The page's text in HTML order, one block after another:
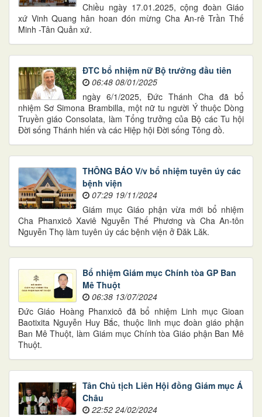
Chiều ngày 17.01.2025, cộng đoàn Giáo
xứ Vinh Quang hân hoan đón mừng Cha An-rê Trần Thế
Minh -Tân Quản xứ.
ĐTC bổ nhiệm nữ Bộ trưởng đầu tiên
06:48 08/01/2025
ngày 6/1/2025, Đức Thánh Cha đã bổ
nhiệm Sơ Simona Brambilla, một nữ tu người Ý thuộc Dòng
Truyền giáo Consolata, làm Tổng trưởng của Bộ các Tu hội
Đời sống Thánh hiến và các Hiệp hội Đời sống Tông đồ.
THÔNG BÁO V/v bổ nhiệm tuyên úy các
bệnh viện
07:29 19/11/2024
Giám mục Giáo phận vừa mới bổ nhiệm
Cha Phanxicô Xaviê Nguyễn Thế Phương và Cha An-tôn
Nguyễn Thọ làm tuyên úy các bệnh viện ở Đăk Lăk.
Bổ nhiệm Giám mục Chính tòa GP Ban
Mê Thuột
06:38 13/07/2024
Đức Giáo Hoàng Phanxicô đã bổ nhiệm Linh mục Gioan
Baotixita Nguyễn Huy Bắc, thuộc linh mục đoàn giáo phận
Ban Mê Thuột, làm Giám mục Chính tòa Giáo phận Ban Mê
Thuột.
Tân Chủ tịch Liên Hội đồng Giám mục Á
Châu
22:52 24/02/2024